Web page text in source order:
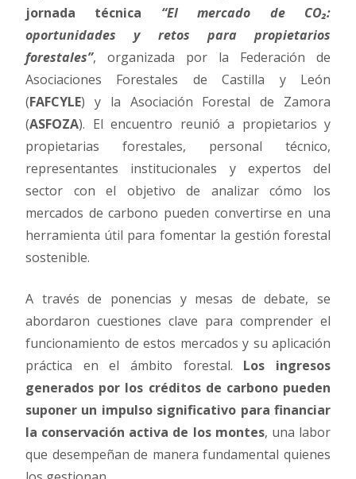
jornada técnica “El mercado de CO₂:
oportunidades y retos para propietarios
forestales”, organizada por la Federación de
Asociaciones Forestales de Castilla y León
(FAFCYLE) y la Asociación Forestal de Zamora
(ASFOZA). El encuentro reunió a propietarios y
propietarias forestales, personal técnico,
representantes institucionales y expertos del
sector con el objetivo de analizar cómo los
mercados de carbono pueden convertirse en una
herramienta útil para fomentar la gestión forestal
sostenible.
A través de ponencias y mesas de debate, se
abordaron cuestiones clave para comprender el
funcionamiento de estos mercados y su aplicación
práctica en el ámbito forestal. Los ingresos
generados por los créditos de carbono pueden
suponer un impulso significativo para financiar
la conservación activa de los montes, una labor
que desempeñan de manera fundamental quienes